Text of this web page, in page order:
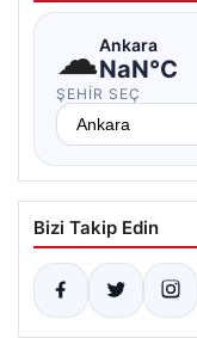
☁Ankara
NaN°C
ŞEHIR SEÇ
Bizi Takip Edin